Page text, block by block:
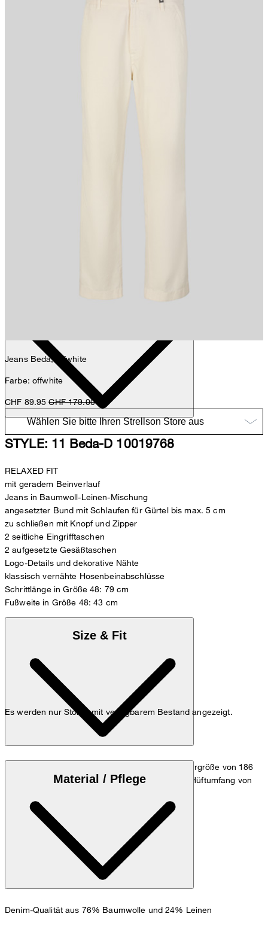
Jeans Beda, offwhite
Farbe: offwhite
CHF 89.95 CHF 179.00
Es werden nur Stores mit verfügbarem Bestand angezeigt.
STYLE: 11 Beda-D 10019768
RELAXED FIT
mit geradem Beinverlauf
Jeans in Baumwoll-Leinen-Mischung
angesetzter Bund mit Schlaufen für Gürtel bis max. 5 cm
zu schließen mit Knopf und Zipper
2 seitliche Eingrifftaschen
2 aufgesetzte Gesäßtaschen
Logo-Details und dekorative Nähte
klassisch vernähte Hosenbeinabschlüsse
Schrittlänge in Größe 48: 79 cm
Fußweite in Größe 48: 43 cm
Size & Fit
Das Model trägt die Größe 32/32 bei einer Körpergröße von 186
cm, einem Taillenumfang von 84 cm und einem Hüftumfang von
Zum Jeans Guide
Material / Pflege
Denim-Qualität aus 76% Baumwolle und 24% Leinen